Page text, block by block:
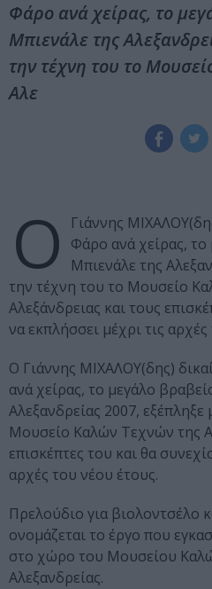
Φάρο ανά χείρας, το
Mπιενάλε της
την τέχνη του το
Αλε
Ο
Γιάννης
Φάρο ανά χείρας,
Mπιενάλε της
την τέχνη του το Μουσείο
Αλεξάνδρειας και τους
να εκπλήσσει μέχρι τις
Ο Γιάννης MIXAΛOY(δης)
ανά χείρας, το μεγάλο
Aλεξανδρείας 2007,
Μουσείο Καλών Τεχνών της
επισκέπτες του και θα
αρχές του νέου έτους.
Πρελούδιο για βιολοντσέλο
ονομάζεται το έργο που
στο χώρο του Mουσείου
Aλεξανδρείας.